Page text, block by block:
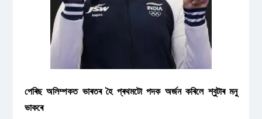
পেৰিছ অলিম্পকত ভাৰতৰ হৈ প্ৰথমটো পদক অৰ্জন কৰিলে শ্বুটাৰ মনু
ভাকৰে